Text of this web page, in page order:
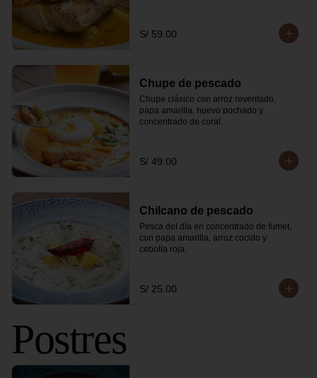
S/ 59.00
Chupe de pescado
Chupe clásico con arroz reventado,
papa amarilla, huevo pochado y
concentrado de coral.
S/ 49.00
Chilcano de pescado
Pesca del día en concentrado de fumet,
con papa amarilla, arroz cocido y
cebolla roja.
S/ 25.00
Postres